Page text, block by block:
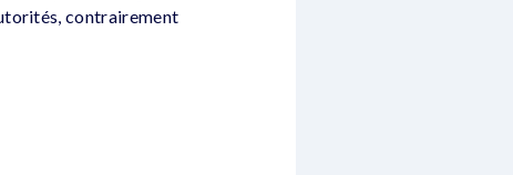
contrairement